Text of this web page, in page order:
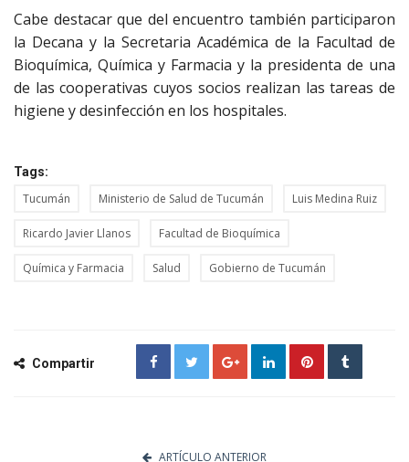
Cabe destacar que del encuentro también participaron
la Decana y la Secretaria Académica de la Facultad de
Bioquímica, Química y Farmacia y la presidenta de una
de las cooperativas cuyos socios realizan las tareas de
higiene y desinfección en los hospitales.
Tags:
Tucumán Ministerio de Salud de Tucumán Luis Medina Ruiz
Ricardo Javier Llanos Facultad de Bioquímica
Química y Farmacia Salud Gobierno de Tucumán
Compartir
ARTÍCULO ANTERIOR